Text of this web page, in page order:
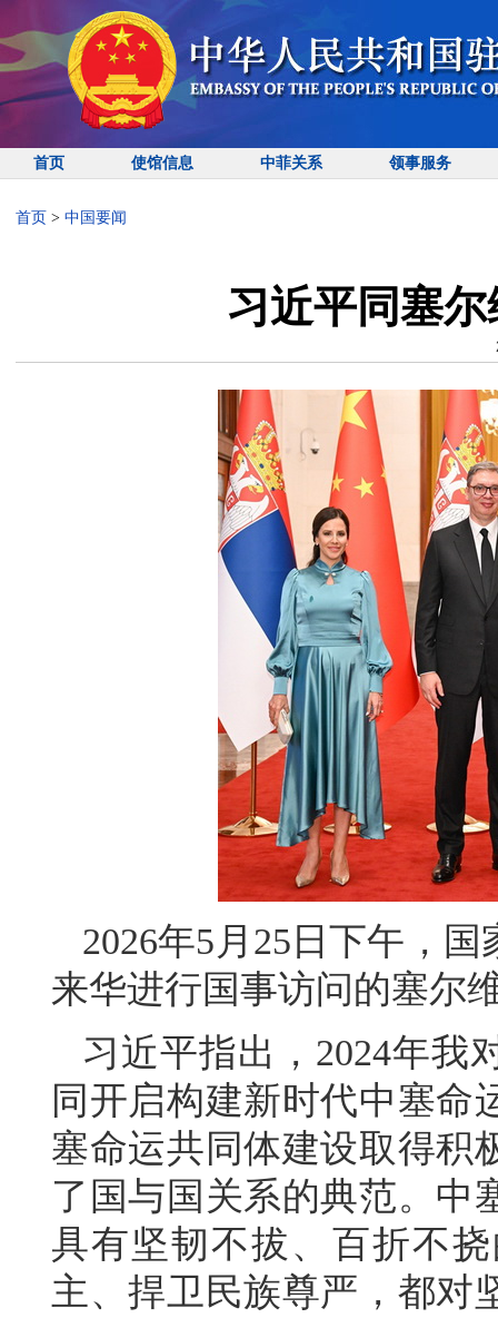
首页 使馆信息 中菲关系 领事服务
首页 > 中国要闻
习近平同塞
2026年5月25日下午，
来华进行国事访问的塞尔
习近平指出，2024年我
同开启构建新时代中塞命
塞命运共同体建设取得积
了国与国关系的典范。中
具有坚韧不拔、百折不
主、捍卫民族尊严，都对